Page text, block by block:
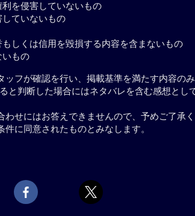
を侵害していないもの
ていないもの
しくは信用を毀損する内容を含まないもの
いもの
フが確認を行い、掲載基準を満たす内容の
と判断した場合にはネタバレを含む感想とし
せにはお答えできませんので、予めご了承く
に同意されたものとみなします。